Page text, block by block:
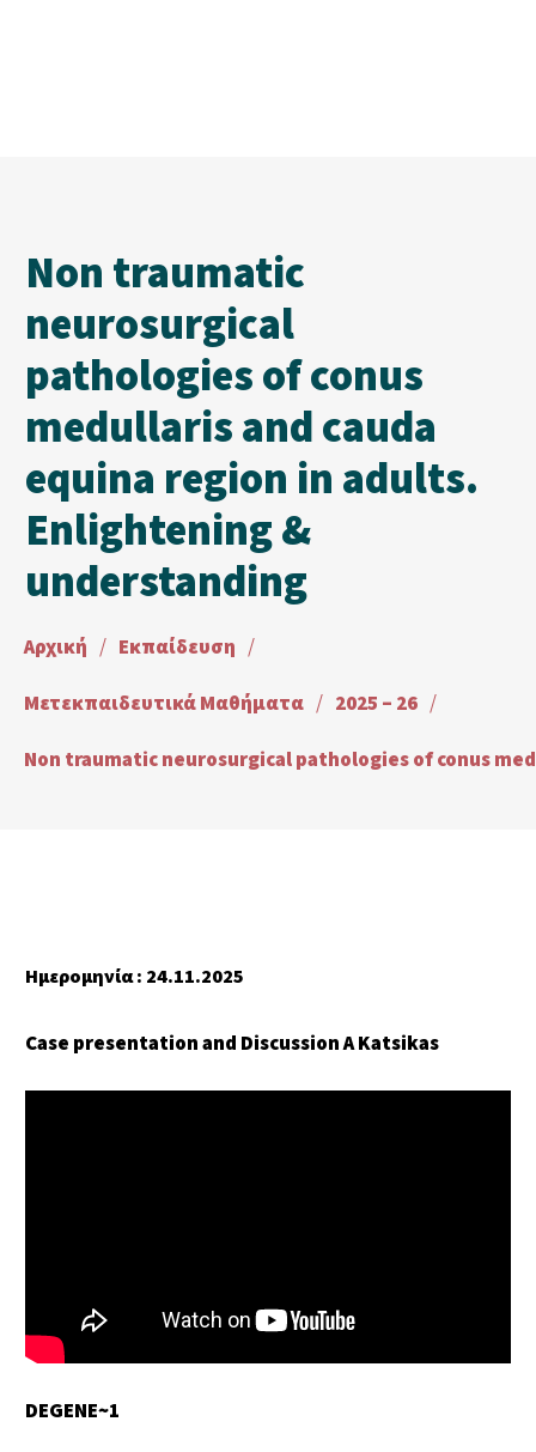
Non traumatic
neurosurgical
pathologies of conus
medullaris and cauda
equina region in adults.
Enlightening &
understanding
Αρχική / Εκπαίδευση /
Μετεκπαιδευτικά Μαθήματα / 2025 – 26 /
Ημερομηνία: 24.11.2025
Case presentation and Discussion A Katsikas
DEGENE~1